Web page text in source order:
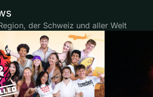
der Schweiz und aller Welt